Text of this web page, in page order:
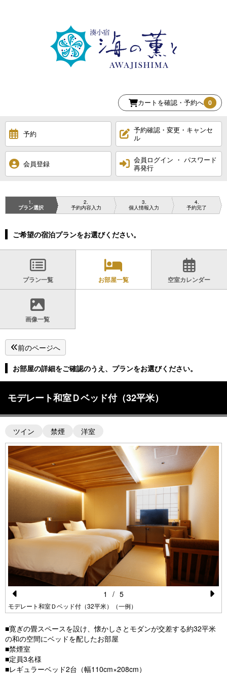
カートを確認・予約へ 0
予約
予約確認・変更・キャンセ
ル
会員登録
会員ログイン ・ パスワード
再発行
1
プラン選択
2
予約内容入力
3
個人情報入力
4
予約完了
ご希望の宿泊プランをお選びください。
プラン一覧 お部屋一覧 空室カレンダー
画像一覧
前のページへ
お部屋の詳細をご確認のうえ、プランをお選びください。
モデレート和室Ｄベッド付（32平米）
ツイン 禁煙 洋室
Pr
vi
o
u
モデレート和室Ｄベッド付（32平米）（一例）
e
xt
1 / 5
■寛ぎの畳スペースを設け、懐かしさとモダンが交差する約32平米
の和の空間にベッドを配したお部屋
■禁煙室
■定員3名様
■レギュラーベッド2台（幅110cm×208cm）